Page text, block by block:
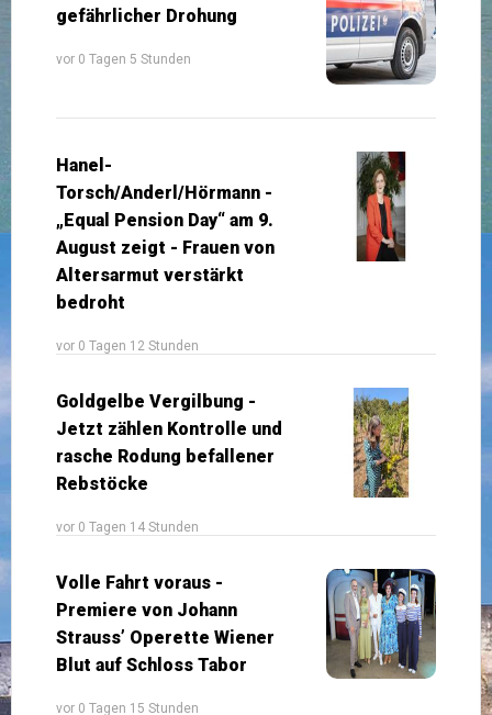
gefährlicher Drohung
vor 0 Tagen 5 Stunden
Hanel-
Torsch/Anderl/Hörmann -
„Equal Pension Day“ am 9.
August zeigt - Frauen von
Altersarmut verstärkt
bedroht
vor 0 Tagen 12 Stunden
Goldgelbe Vergilbung -
Jetzt zählen Kontrolle und
rasche Rodung befallener
Rebstöcke
vor 0 Tagen 14 Stunden
Volle Fahrt voraus -
Premiere von Johann
Strauss’ Operette Wiener
Blut auf Schloss Tabor
vor 0 Tagen 15 Stunden